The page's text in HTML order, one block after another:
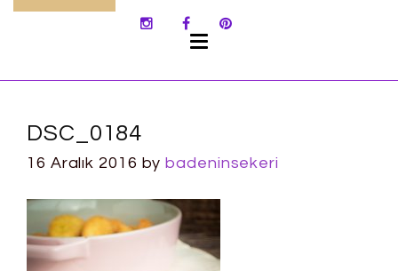
DSC_0184
16 Aralık 2016 bybadeninsekeri